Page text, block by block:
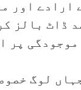
ارادے اور
ڈاٹ بالز
پر
لوگ